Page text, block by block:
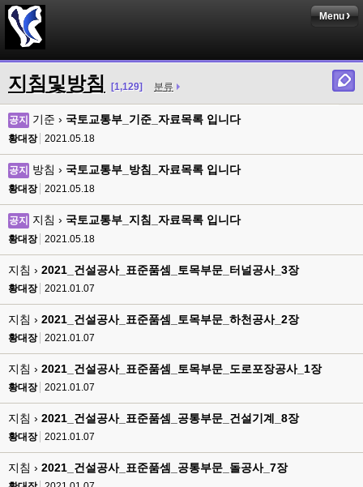
Menu
지침및방침 [1,129] 분류
공지 기준 › 국토교통부_기준_자료목록 입니다
황대장 2021.05.18
공지 방침 › 국토교통부_방침_자료목록 입니다
황대장 2021.05.18
공지 지침 › 국토교통부_지침_자료목록 입니다
황대장 2021.05.18
지침 › 2021_건설공사_표준품셈_토목부문_터널공사_3장
황대장 2021.01.07
지침 › 2021_건설공사_표준품셈_토목부문_하천공사_2장
황대장 2021.01.07
지침 › 2021_건설공사_표준품셈_토목부문_도로포장공사_1장
황대장 2021.01.07
지침 › 2021_건설공사_표준품셈_공통부문_건설기계_8장
황대장 2021.01.07
지침 › 2021_건설공사_표준품셈_공통부문_돌공사_7장